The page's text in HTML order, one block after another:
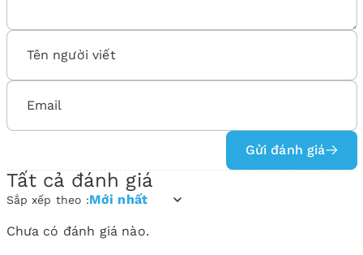
Gửi đánh giá
Tất cả đánh giá
Sắp xếp theo :Mới nhất
Chưa có đánh giá nào.